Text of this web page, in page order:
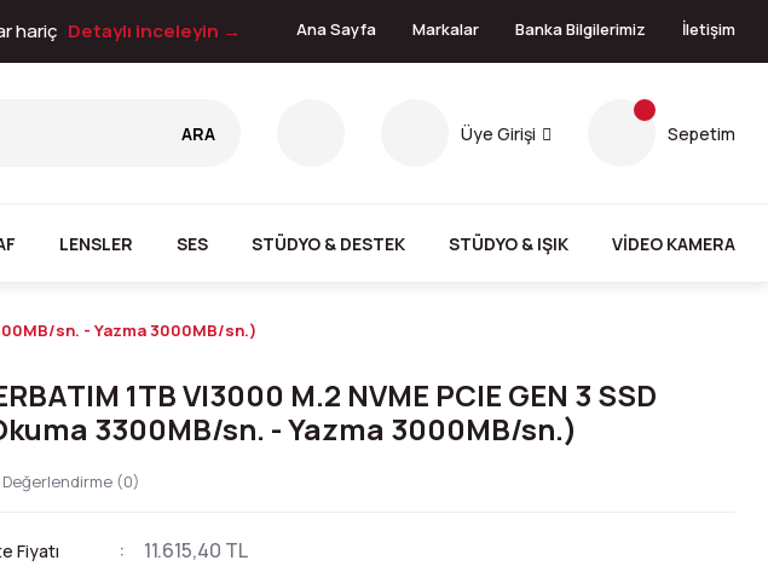
hariç Detaylı inceleyin → Ana Sayfa Markalar Banka Bilgilerimiz İletişim
ARA Üye Girişi Sepetim
LENSLER SES STÜDYO & DESTEK STÜDYO & IŞIK VİDEO KAMERA
sn. - Yazma 3000MB/sn.)
1TB VI3000 M.2 NVME PCIE GEN 3 SSD
3300MB/sn. - Yazma 3000MB/sn.)
Değerlendirme (0)
Fiyatı 11.615,40 TL